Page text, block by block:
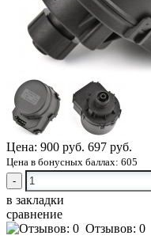
Цена: 900 руб. 697 руб.
Цена в бонусных баллах: 605
-
в закладки
сравнение
Отзывов: 0